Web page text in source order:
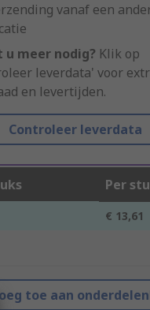
vanaf een
u meer nodig? Klik op
leverdata' voor
en levertijden.
Controleer leverdata
Per
€ 13,61
toe aan